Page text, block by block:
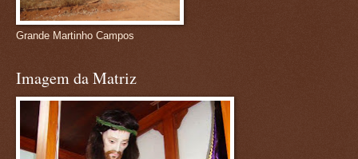
Grande Martinho Campos
Imagem da Matriz